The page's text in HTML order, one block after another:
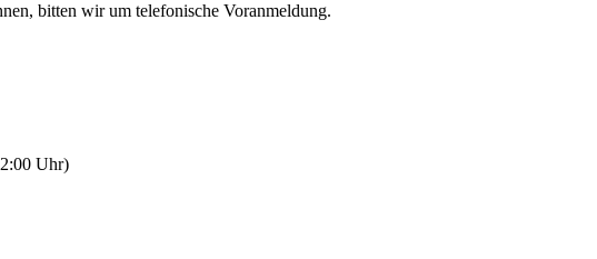
bitten wir um telefonische Voranmeldung.
Uhr)